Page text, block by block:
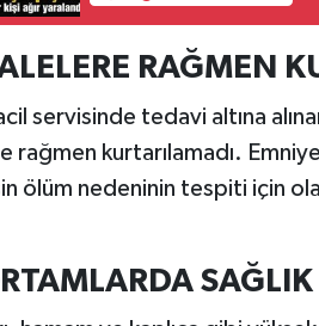
RAĞMEN
servisinde tedavi altına
rağmen kurtarılamadı.
ölüm nedeninin tespiti için